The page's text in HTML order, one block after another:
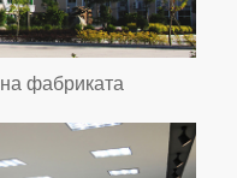
фабриката